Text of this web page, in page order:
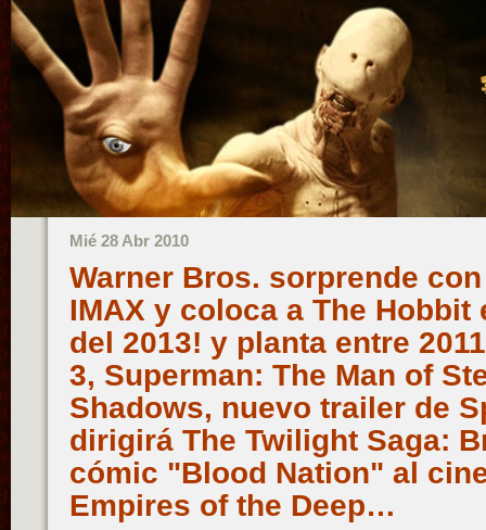
Mié 28 Abr 2010
Warner Bros. sorprende
IMAX y coloca a The Hobbit
del 2013! y planta entre
3, Superman: The Man of
Shadows, nuevo trailer de
dirigirá The Twilight Saga:
cómic "Blood Nation" al
Empires of the Deep…